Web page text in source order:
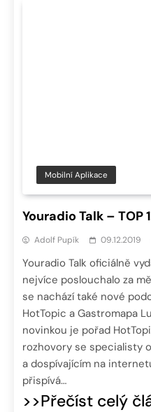
Mobilní Aplikace
Youradio Talk – TOP
Adolf Pupík 09.12.2019
Youradio Talk oficiálně
nejvíce poslouchalo za
se nachází také nové
HotTopic a Gastromapa
novinkou je pořad
rozhovory se specialisty
a dospívajícím na
přispívá…
>>Přečíst celý